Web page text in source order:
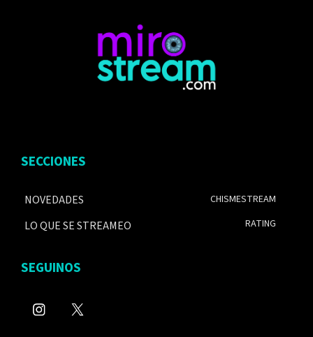
SECCIONES
NOVEDADES
LO QUE SE STREAMEO
CHISMESTREAM
RATING
SEGUINOS